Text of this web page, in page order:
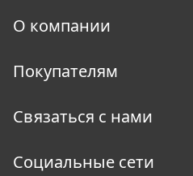
О компании
Покупателям
Связаться с нами
Социальные сети